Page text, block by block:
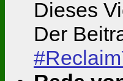
Dieses
Der